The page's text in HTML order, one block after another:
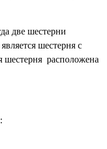
две шестерни
шестерня с
расположена